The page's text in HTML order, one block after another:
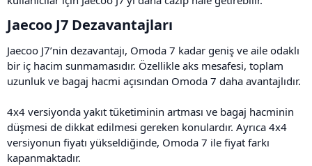
Jaecoo J7 Dezavantajları​
Jaecoo J7’nin dezavantajı, Omoda 7 kadar geniş ve aile odaklı
bir iç hacim sunmamasıdır. Özellikle aks mesafesi, toplam
uzunluk ve bagaj hacmi açısından Omoda 7 daha avantajlıdır.
4x4 versiyonda yakıt tüketiminin artması ve bagaj hacminin
düşmesi de dikkat edilmesi gereken konulardır. Ayrıca 4x4
versiyonun fiyatı yükseldiğinde, Omoda 7 ile fiyat farkı
kapanmaktadır.